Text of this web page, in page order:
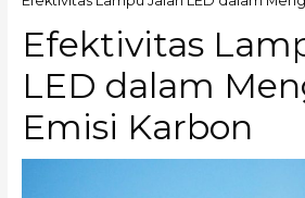
Efektivitas
LED dalam
Emisi Karbon